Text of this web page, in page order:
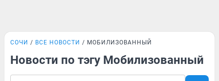
СОЧИ ВСЕ НОВОСТИ МОБИЛИЗОВАННЫЙ
Новости по тэгу Мобилизованный